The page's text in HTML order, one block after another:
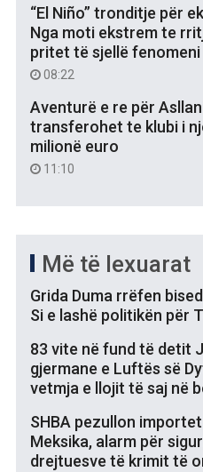
“El Niño” tronditje për
Nga moti ekstrem te
pritet të sjellë
08:22
Aventurë e re për
transferohet te klubi i
milionë euro
11:10
Më të lexuarat
Grida Duma rrëfen
Si e lashë politikën për
83 vite në fund të detit
gjermane e Luftës së
vetmja e llojit të saj në
SHBA pezullon
Meksika, alarm për
drejtuesve të krimit të